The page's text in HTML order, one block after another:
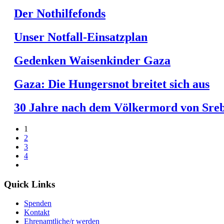
Der Nothilfefonds
Unser Notfall-Einsatzplan
Gedenken Waisenkinder Gaza
Gaza: Die Hungersnot breitet sich aus
30 Jahre nach dem Völkermord von
1
2
3
4
Quick Links
Spenden
Kontakt
Ehrenamtliche/r werden